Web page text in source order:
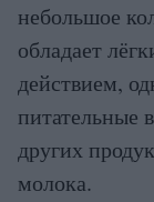
небольшое
обладает
действием,
питательные
других
молока.